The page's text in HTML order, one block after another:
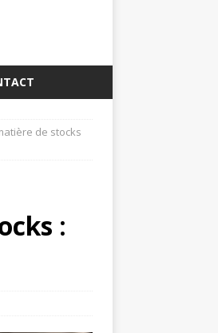
de stocks
: